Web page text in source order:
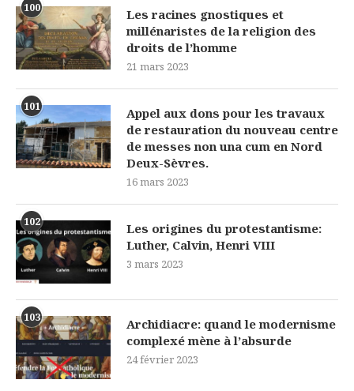
100
Les racines gnostiques et
millénaristes de la religion des
droits de l’homme
21 mars 2023
101
Appel aux dons pour les travaux
de restauration du nouveau centre
de messes non una cum en Nord
Deux-Sèvres.
16 mars 2023
102
Les origines du protestantisme:
Luther, Calvin, Henri VIII
3 mars 2023
103
Archidiacre: quand le modernisme
complexé mène à l’absurde
24 février 2023